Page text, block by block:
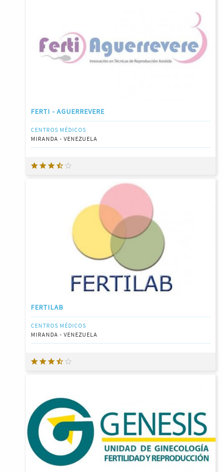
FERTI - AGUERREVERE
CENTROS MÉDICOS
MIRANDA - VENEZUELA
FERTILAB
CENTROS MÉDICOS
MIRANDA - VENEZUELA